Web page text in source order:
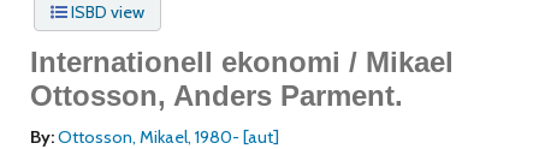
ISBD view
Internationell ekonomi / Mikael
Ottosson, Anders Parment.
By:Ottosson, Mikael, 1980- [aut]